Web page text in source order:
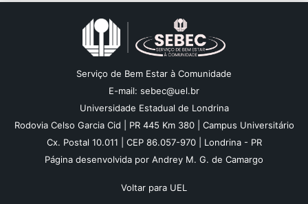
Serviço de Bem Estar à Comunidade
E-mail: sebec@uel.br
Universidade Estadual de Londrina
Rodovia Celso Garcia Cid | PR 445 Km 380 | Campus Universitário
Cx. Postal 10.011 | CEP 86.057-970 | Londrina - PR
Página desenvolvida por Andrey M. G. de Camargo
Voltar para UEL